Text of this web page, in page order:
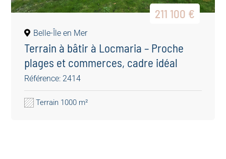
211 100 €
Belle-Île en Mer
Terrain à bâtir à Locmaria – Proche
plages et commerces, cadre idéal
Référence: 2414
Terrain 1000 m²